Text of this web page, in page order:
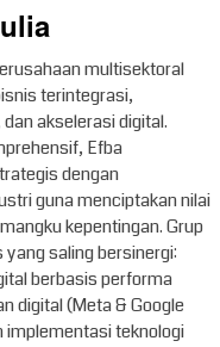
multisektoral
terintegrasi,
akselerasi digital.
Efba
dengan
guna menciptakan nilai
kepentingan. Grup
saling bersinergi:
berbasis performa
digital (Meta & Google
implementasi teknologi